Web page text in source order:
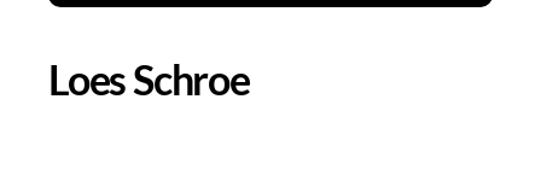
Loes Schroe